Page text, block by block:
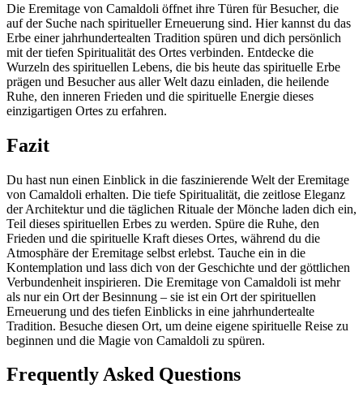
Die Eremitage von Camaldoli öffnet ihre Türen für Besucher, die
auf der Suche nach spiritueller Erneuerung sind. Hier kannst du das
Erbe einer jahrhundertealten Tradition spüren und dich persönlich
mit der tiefen Spiritualität des Ortes verbinden. Entdecke die
Wurzeln des spirituellen Lebens, die bis heute das spirituelle Erbe
prägen und Besucher aus aller Welt dazu einladen, die heilende
Ruhe, den inneren Frieden und die spirituelle Energie dieses
einzigartigen Ortes zu erfahren.
Fazit
Du hast nun einen Einblick in die faszinierende Welt der Eremitage
von Camaldoli erhalten. Die tiefe Spiritualität, die zeitlose Eleganz
der Architektur und die täglichen Rituale der Mönche laden dich ein,
Teil dieses spirituellen Erbes zu werden. Spüre die Ruhe, den
Frieden und die spirituelle Kraft dieses Ortes, während du die
Atmosphäre der Eremitage selbst erlebst. Tauche ein in die
Kontemplation und lass dich von der Geschichte und der göttlichen
Verbundenheit inspirieren. Die Eremitage von Camaldoli ist mehr
als nur ein Ort der Besinnung – sie ist ein Ort der spirituellen
Erneuerung und des tiefen Einblicks in eine jahrhundertealte
Tradition. Besuche diesen Ort, um deine eigene spirituelle Reise zu
beginnen und die Magie von Camaldoli zu spüren.
Frequently Asked Questions